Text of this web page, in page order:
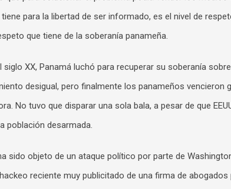
tiene para la libertad de ser informado, es el nivel de
que tiene de la soberanía panameña.
siglo XX, Panamá luchó para recuperar su soberanía
desigual, pero finalmente los panameños vencieron
No tuvo que disparar una sola bala, a pesar de que
población desarmada.
sido objeto de un ataque político por parte de
reciente muy publicitado de una firma de